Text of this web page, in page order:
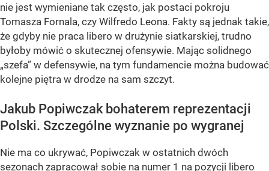
nie jest wymieniane tak często, jak postaci pokroju
Tomasza Fornala, czy Wilfredo Leona. Fakty są jednak takie,
że gdyby nie praca libero w drużynie siatkarskiej, trudno
byłoby mówić o skutecznej ofensywie. Mając solidnego
„szefa” w defensywie, na tym fundamencie można budować
kolejne piętra w drodze na sam szczyt.
Jakub Popiwczak bohaterem reprezentacji
Polski. Szczególne wyznanie po wygranej
Nie ma co ukrywać, Popiwczak w ostatnich dwóch
sezonach zapracował sobie na numer 1 na pozycji libero